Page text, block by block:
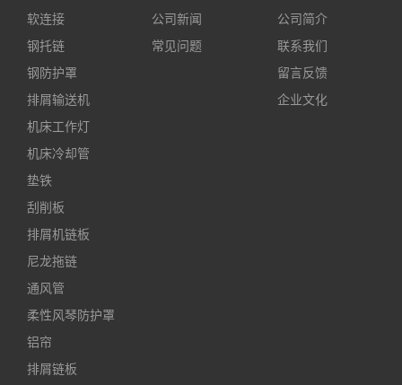
软连接
钢托链
钢防护罩
排屑输送机
机床工作灯
机床冷却管
垫铁
刮削板
排屑机链板
尼龙拖链
通风管
柔性风琴防护罩
铝帘
排屑链板
公司新闻
常见问题
公司简介
联系我们
留言反馈
企业文化